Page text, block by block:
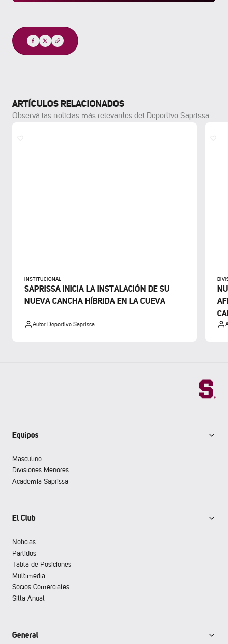
Compartir
ARTÍCULOS RELACIONADOS
Observá las noticias más relevantes del Deportivo Saprissa
INSTITUCIONAL
SAPRISSA INICIA LA INSTALACIÓN DE SU
NUEVA CANCHA HÍBRIDA EN LA CUEVA
Autor:Deportivo Saprissa
Equipos
Masculino
Divisiones Menores
Academia Saprissa
El Club
Noticias
Partidos
Tabla de Posiciones
Multimedia
Socios Comerciales
Silla Anual
General